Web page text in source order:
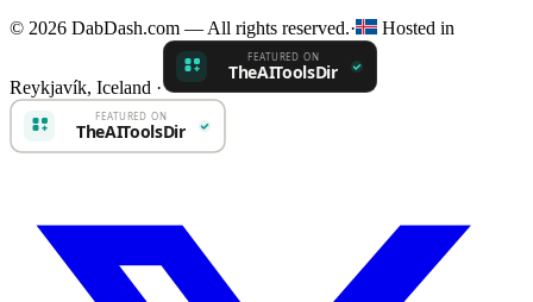
© 2026 DabDash.com — All rights reserved.· Hosted in
Reykjavík, Iceland ·